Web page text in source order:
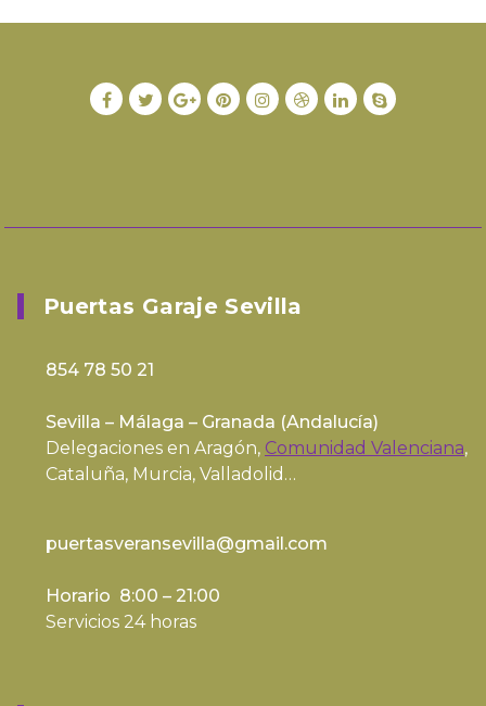
Puertas Garaje Sevilla
854 78 50 21
Sevilla – Málaga – Granada (Andalucía)
Delegaciones en Aragón, Comunidad Valenciana,
Cataluña, Murcia, Valladolid…
puertasveransevilla@gmail.com
Horario 8:00 – 21:00
Servicios 24 horas